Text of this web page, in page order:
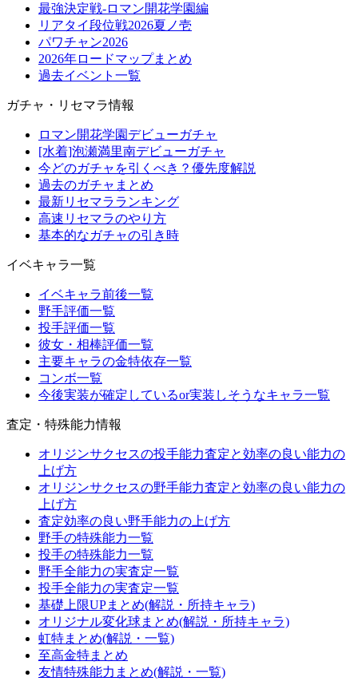
最強決定戦-ロマン開花学園編
リアタイ段位戦2026夏ノ壱
パワチャン2026
2026年ロードマップまとめ
過去イベント一覧
ガチャ・リセマラ情報
ロマン開花学園デビューガチャ
[水着]泡瀬満里南デビューガチャ
今どのガチャを引くべき？優先度解説
過去のガチャまとめ
最新リセマラランキング
高速リセマラのやり方
基本的なガチャの引き時
イベキャラ一覧
イベキャラ前後一覧
野手評価一覧
投手評価一覧
彼女・相棒評価一覧
主要キャラの金特依存一覧
コンボ一覧
今後実装が確定しているor実装しそうなキャラ一覧
査定・特殊能力情報
オリジンサクセスの投手能力査定と効率の良い能力の
上げ方
オリジンサクセスの野手能力査定と効率の良い能力の
上げ方
査定効率の良い野手能力の上げ方
野手の特殊能力一覧
投手の特殊能力一覧
野手全能力の実査定一覧
投手全能力の実査定一覧
基礎上限UPまとめ(解説・所持キャラ)
オリジナル変化球まとめ(解説・所持キャラ)
虹特まとめ(解説・一覧)
至高金特まとめ
友情特殊能力まとめ(解説・一覧)